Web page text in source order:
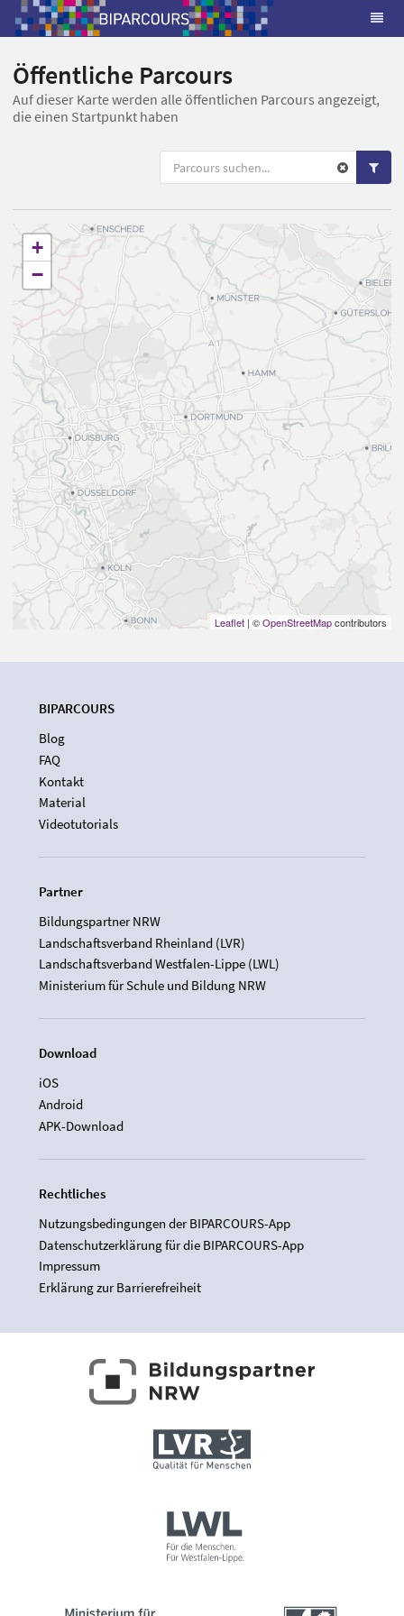
Öffentliche Parcours
Auf dieser Karte werden alle öffentlichen Parcours angezeigt,
die einen Startpunkt haben
+
−
Leaflet | ©OpenStreetMapcontributors
BIPARCOURS
Blog
FAQ
Kontakt
Material
Videotutorials
Partner
Bildungspartner NRW
Landschaftsverband Rheinland (LVR)
Landschaftsverband Westfalen-Lippe (LWL)
Ministerium für Schule und Bildung NRW
Download
iOS
Android
APK-Download
Rechtliches
Nutzungsbedingungen der BIPARCOURS-App
Datenschutzerklärung für die BIPARCOURS-App
Impressum
Erklärung zur Barrierefreiheit